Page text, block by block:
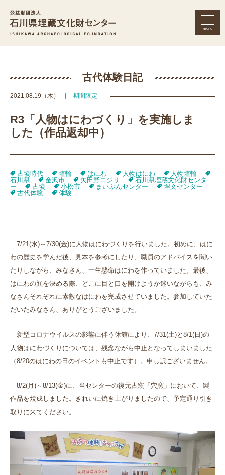
menu
古代体験日記
2021.08.19（木） 期間限定
R3「人物はにわづくり」を実施しま
した（作品返却中）
古墳時代 埴輪 はにわ 人物はにわ
人物埴輪
石川県
金沢市 矢田野エジリ
石川県埋蔵文化財センタ
ー
古墳 小松市 まいぶんセンター
埋文センター
古代体験
体験
7/21(水)～ 7/30(金)に人物はにわづくりを行いました。初めに、はに
わの歴史を学んだ後、見本を参考にしたり、職員のアドバイスを聞い
たりしながら、みなさん、一生懸命はにわを作っていました。最後、
はにわの顔を決める際、どこに目と口を開けようか迷いながらも、み
なさんそれぞれに素敵なはにわを完成させていました。参加していた
だいたみなさん、ありがとうございました。
新型コロナウイルスの影響に伴う休館により、 7/31(土)と 8/1(日)の
人物はにわづくりについては、残念ながら中止となってしまいました
（8/20のはにわの日のイベントも中止です）。申し訳ございません。
8/2(月 )～8/13(金)に、当センターの復元古窯「穴窯」において、製
作品を焼成しました。きれいに焼き上がりましたので、予定通り引き
取りに来てください。